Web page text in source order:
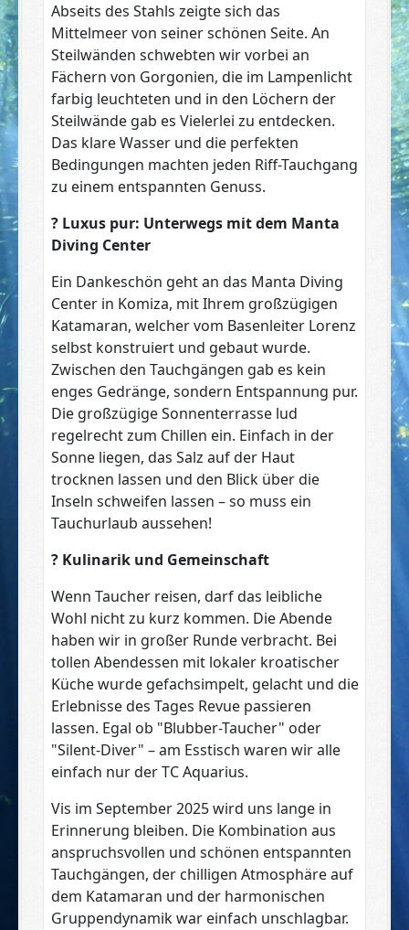
Abseits des Stahls zeigte sich das
Mittelmeer von seiner schönen Seite. An
Steilwänden schwebten wir vorbei an
Fächern von Gorgonien, die im Lampenlicht
farbig leuchteten und in den Löchern der
Steilwände gab es Vielerlei zu entdecken.
Das klare Wasser und die perfekten
Bedingungen machten jeden Riff-Tauchgang
zu einem entspannten Genuss.
?Luxus pur: Unterwegs mit dem Manta
Diving Center
Ein Dankeschön geht an das Manta Diving
Center in Komiza, mit Ihrem großzügigen
Katamaran, welcher vom Basenleiter Lorenz
selbst konstruiert und gebaut wurde.
Zwischen den Tauchgängen gab es kein
enges Gedränge, sondern Entspannung pur.
Die großzügige Sonnenterrasse lud
regelrecht zum Chillen ein. Einfach in der
Sonne liegen, das Salz auf der Haut
trocknen lassen und den Blick über die
Inseln schweifen lassen – so muss ein
Tauchurlaub aussehen!
?️ Kulinarik und Gemeinschaft
Wenn Taucher reisen, darf das leibliche
Wohl nicht zu kurz kommen. Die Abende
haben wir in großer Runde verbracht. Bei
tollen Abendessen mit lokaler kroatischer
Küche wurde gefachsimpelt, gelacht und die
Erlebnisse des Tages Revue passieren
lassen. Egal ob "Blubber-Taucher" oder
"Silent-Diver" – am Esstisch waren wir alle
einfach nur der TC Aquarius.
Vis im September 2025 wird uns lange in
Erinnerung bleiben. Die Kombination aus
anspruchsvollen und schönen entspannten
Tauchgängen, der chilligen Atmosphäre auf
dem Katamaran und der harmonischen
Gruppendynamik war einfach unschlagbar.